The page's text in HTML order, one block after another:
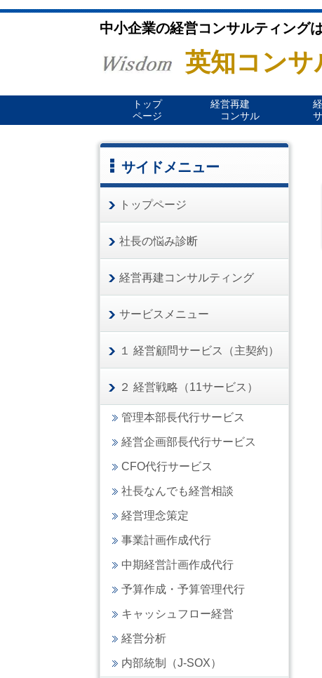
中小企業の経営コンサルティング
英知コンサ
トップ
ページ
経営再建
コンサル
サイドメニュー
トップページ
社長の悩み診断
経営再建コンサルティング
サービスメニュー
１ 経営顧問サービス（主契約）
２ 経営戦略（11サービス）
管理本部長代行サービス
経営企画部長代行サービス
CFO代行サービス
社長なんでも経営相談
経営理念策定
事業計画作成代行
中期経営計画作成代行
予算作成・予算管理代行
キャッシュフロー経営
経営分析
内部統制（J-SOX）